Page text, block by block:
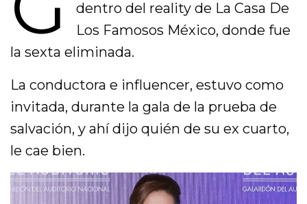
dentro del reality de La Casa De
Los Famosos México, donde fue
la sexta eliminada.
La conductora e influencer, estuvo como
invitada, durante la gala de la prueba de
salvación, y ahí dijo quién de su ex cuarto,
le cae bien.